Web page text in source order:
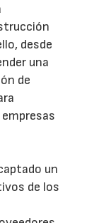
desde
una
de
un
de los